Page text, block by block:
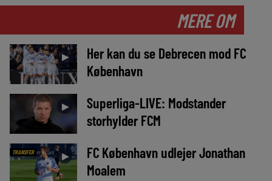
MERE OM
►
Her kan du se Debrecen mod FC
København
►
Superliga-LIVE: Modstander
storhylder FCM
TRANSFER ►
FC København udlejer Jonathan
Moalem